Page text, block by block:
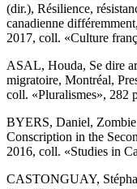
(dir.), Résilience,
canadienne
2017, coll. «Culture
ASAL, Houda, Se dire
migratoire, Montréal,
coll. «Pluralismes», 282
BYERS, Daniel,
Conscription in the
2016, coll. «Studies in
CASTONGUAY,